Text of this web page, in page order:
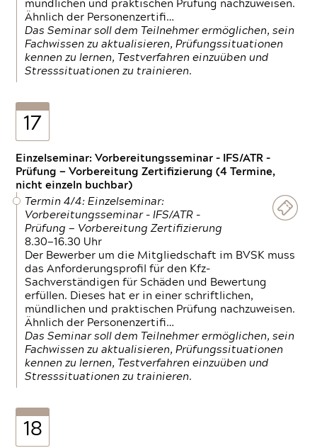
mündlichen und praktischen Prüfung nachzuweisen.
Ähnlich der Personenzertifi…
Das Seminar soll dem Teilnehmer ermöglichen, sein
Fachwissen zu aktualisieren, Prüfungssituationen
kennen zu lernen, Testverfahren einzuüben und
Stresssituationen zu trainieren.
17
Einzelseminar: Vorbereitungsseminar - IFS/ATR -
Prüfung — Vorbereitung Zertifizierung (4 Termine,
nicht einzeln buchbar)
Termin 4/4: Einzelseminar:
Vorbereitungsseminar - IFS/ATR -
Prüfung — Vorbereitung Zertifizierung
8.30—16.30 Uhr
Der Bewerber um die Mitgliedschaft im BVSK muss
das Anforderungsprofil für den Kfz-
Sachverständigen für Schäden und Bewertung
erfüllen. Dieses hat er in einer schriftlichen,
mündlichen und praktischen Prüfung nachzuweisen.
Ähnlich der Personenzertifi…
Das Seminar soll dem Teilnehmer ermöglichen, sein
Fachwissen zu aktualisieren, Prüfungssituationen
kennen zu lernen, Testverfahren einzuüben und
Stresssituationen zu trainieren.
18